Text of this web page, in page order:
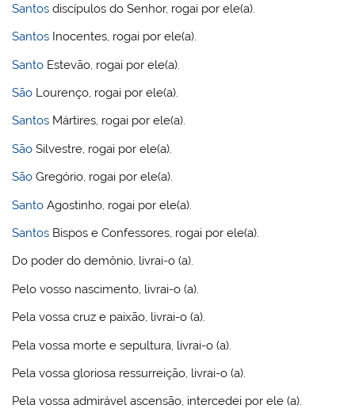
Santos discípulos do Senhor, rogai por ele(a).
Santos Inocentes, rogai por ele(a).
Santo Estevão, rogai por ele(a).
São Lourenço, rogai por ele(a).
Santos Mártires, rogai por ele(a).
São Silvestre, rogai por ele(a).
São Gregório, rogai por ele(a).
Santo Agostinho, rogai por ele(a).
Santos Bispos e Confessores, rogai por ele(a).
Do poder do demônio, livrai-o (a).
Pelo vosso nascimento, livrai-o (a).
Pela vossa cruz e paixão, livrai-o (a).
Pela vossa morte e sepultura, livrai-o (a).
Pela vossa gloriosa ressurreição, livrai-o (a).
Pela vossa admirável ascensão, intercedei por ele (a).